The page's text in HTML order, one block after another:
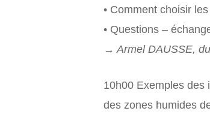
• Comment choisir
• Questions –
→ Armel DAUSSE,
10h00 Exemples des
des zones humides